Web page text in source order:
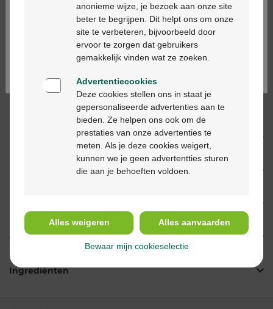
levering in je Multipharma apotheek
levering thuis vanaf €55
Klantendienst
via chat of
Productbeschrijving
Eigenschappen
Gebruik
Ingrediënten
Ga verder in het nederlands
Continuez en français
anonieme wijze, je bezoek aan onze site
beter te begrijpen. Dit helpt ons om onze
site te verbeteren, bijvoorbeeld door
ervoor te zorgen dat gebruikers
gemakkelijk vinden wat ze zoeken.
Advertentiecookies
Deze cookies stellen ons in staat je
gepersonaliseerde advertenties aan te
bieden. Ze helpen ons ook om de
prestaties van onze advertenties te
meten. Als je deze cookies weigert,
kunnen we je geen advertentties sturen
die aan je behoeften voldoen.
Alles weigeren Alles aanvaarden
Bewaar mijn cookieselectie